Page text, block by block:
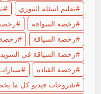
تعليم اسئلة التيوري
رخصة السواقة
رخصة السياقة
رخصة
رخصة السياقة في السويد
رخصة القياده
شروحات فيديو كل ما